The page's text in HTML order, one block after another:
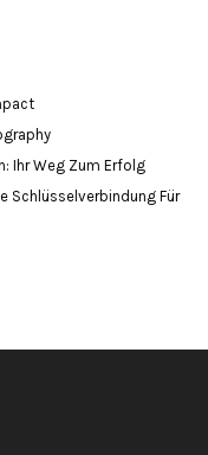
Ihr Weg Zum Erfolg
Schlüsselverbindung Für